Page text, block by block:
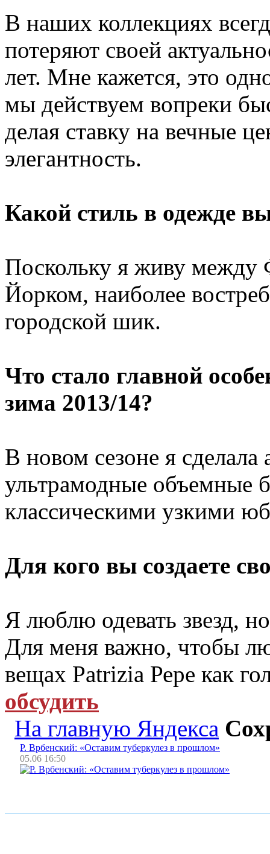
В наших коллекциях
потеряют своей
лет. Мне кажется, это
мы действуем вопреки
делая ставку на вечные
элегантность.
Какой стиль в одежде
Поскольку я живу
Йорком, наиболее
городской шик.
Что стало главной
зима 2013/14?
В новом сезоне я сделала
ультрамодные объемные
классическими узкими
Для кого вы создаете
Я люблю одевать звезд,
Для меня важно, чтобы
вещах Patrizia Рере как
обсудить
На главную Яндекса
Р. Врбенский: «Оставим туберкулез в прошлом»
05.06 16:50